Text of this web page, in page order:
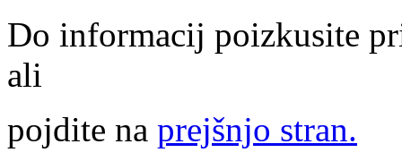
Do informacij poizkusite
ali
pojdite na prejšnjo stran.